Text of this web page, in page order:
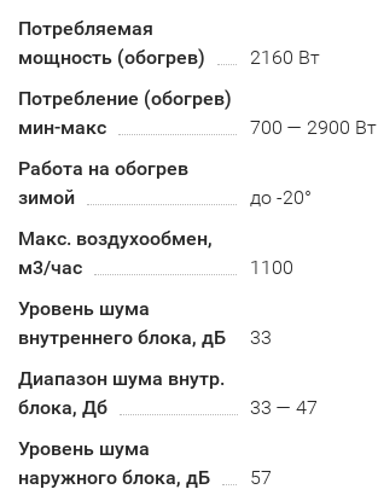
Потребляемая
мощность (обогрев)
2160 Вт
Потребление (обогрев)
мин-макс
700 — 2900 Вт
Работа на обогрев
зимой
до -20°
Макс. воздухообмен,
м3/час
1100
Уровень шума
внутреннего блока, дБ
33
Диапазон шума внутр.
блока, Дб
33 — 47
Уровень шума
наружного блока, дБ
57